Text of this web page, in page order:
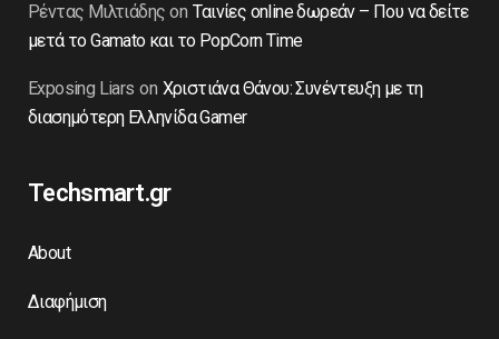
Ρέντας Μιλτιάδης onΤαινίες online δωρεάν – Που να δείτε
μετά το Gamato και το PopCorn Time
Exposing Liars on Χριστιάνα Θάνου: Συνέντευξη με τη
διασημότερη Ελληνίδα Gamer
Techsmart.gr
About
Διαφήμιση